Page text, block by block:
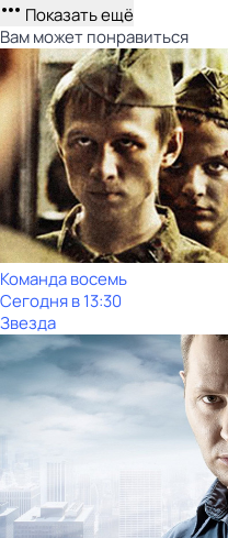
Показать ещё
Вам может понравиться
Команда восемь
Сегодня в 13:30
Звезда